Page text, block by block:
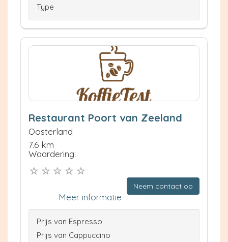
Type
Restaurant Poort van Zeeland
Oosterland
7.6 km
Waardering:
Neem contact op
Meer informatie
Prijs van Espresso
Prijs van Cappuccino